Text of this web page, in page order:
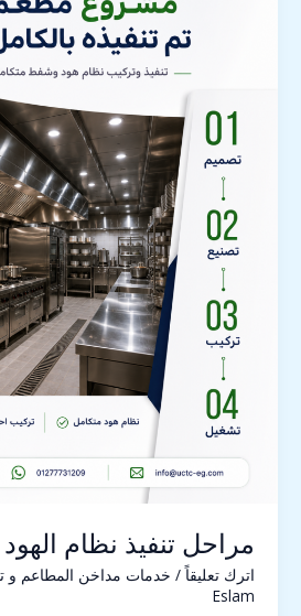
مراحل تنفيذ نظام الهود 1
اترك تعليقاً / خدمات مداخن المطاعم و
Eslam